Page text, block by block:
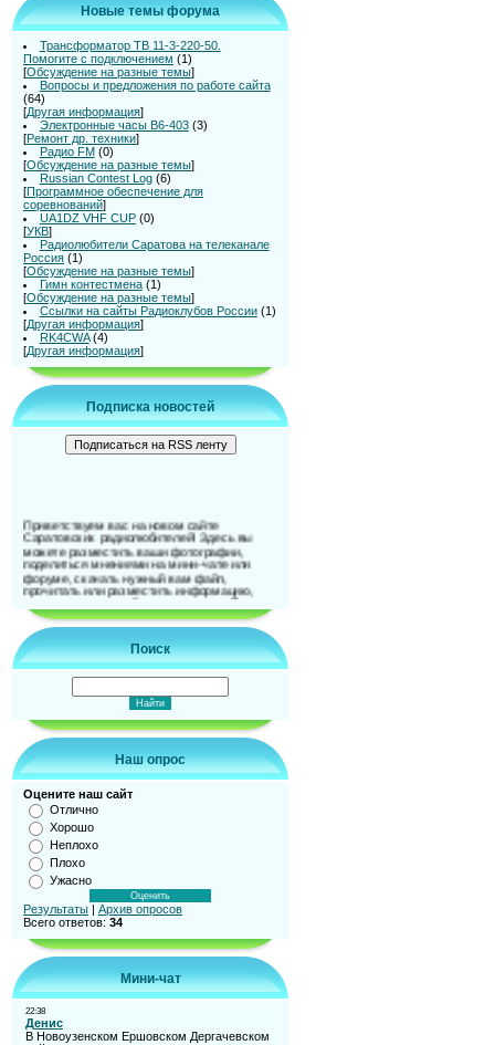
Новые темы форума
Трансформатор ТВ 11-3-220-50.
Помогите с подключением (1)
[Обсуждение на разные темы]
Вопросы и предложения по работе сайта
(64)
[Другая информация]
Электронные часы В6-403 (3)
[Ремонт др. техники]
Радио FM (0)
[Обсуждение на разные темы]
Russian Contest Log (6)
[Программное обеспечение для
соревнований]
UA1DZ VHF CUP (0)
[УКВ]
Радиолюбители Саратова на телеканале
Россия (1)
[Обсуждение на разные темы]
Гимн контестмена (1)
[Обсуждение на разные темы]
Ссылки на сайты Радиоклубов России (1)
[Другая информация]
RK4CWA (4)
[Другая информация]
Подписка новостей
Приветствуем вас на новом сайте
Саратовских радиолюбителей! Здесь вы
можете разместить ваши фотографии,
поделиться мнениями на мини-чате или
форуме, скачать нужный вам файл,
прочитать или разместить информацию,
поделиться ссылкой на ваш ресурс. Также
можно и подписаться на новости сайта. До
встречи на страницах сайта!
Поиск
Наш опрос
Оцените наш сайт
Отлично
Хорошо
Неплохо
Плохо
Ужасно
Результаты | Архив опросов
Всего ответов: 34
Мини-чат